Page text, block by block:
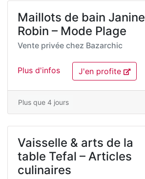
Maillots de bain Janine
Robin – Mode Plage
Vente privée chez Bazarchic
Plus d'infos J'en profite
Plus que 4 jours
Vaisselle & arts de la
table Tefal – Articles
culinaires